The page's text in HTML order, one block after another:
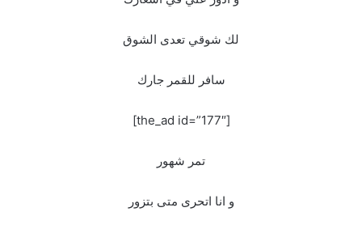
لك شوقي تعدى الشوق
سافر للقمر جارك
[the_ad id=”177″]
تمر شهور
و انا اتحرى متى بتزور